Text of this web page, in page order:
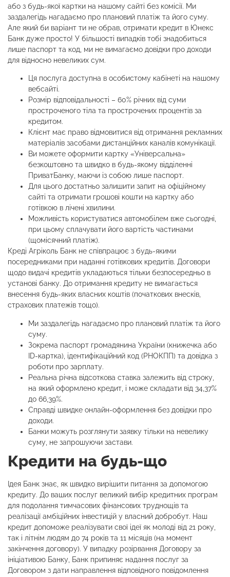
або з будь-якої картки на нашому сайті без комісії. Ми
заздалегідь нагадаємо про плановий платіж та його суму.
Але який би варіант ти не обрав, отримати кредит в Юнекс
Банк дуже просто! У більшості випадків тобі знадобиться
лише паспорт та код, ми не вимагаємо довідки про доходи
для відносно невеликих сум.
Ця послуга доступна в особистому кабінеті на нашому
вебсайті.
Розмір відповідальності – 60% річних від суми
простроченого тіла та прострочених процентів за
кредитом.
Клієнт має право відмовитися від отримання рекламних
матеріалів засобами дистанційних каналів комунікації.
Ви можете оформити картку «Універсальна»
безкоштовно та швидко в будь-якому відділенні
ПриватБанку, маючи із собою лише паспорт.
Для цього достатньо залишити запит на офіційному
сайті та отримати грошові кошти на картку або
готівкою в лічені хвилини.
Можливість користуватися автомобілем вже сьогодні,
при цьому сплачувати його вартість частинами
(щомісячний платіж).
Креді Агріколь Банк не співпрацює з будь-якими
посередниками при наданні готівкових кредитів. Договори
щодо видачі кредитів укладаються тільки безпосередньо в
установі банку. До отримання кредиту не вимагається
внесення будь-яких власних коштів (початкових внесків,
страхових платежів тощо).
Ми заздалегідь нагадаємо про плановий платіж та його
суму.
Зокрема паспорт громадянина України (книжечка або
ID-картка), ідентифікаційний код (РНОКПП) та довідка з
роботи про зарплату.
Реальна річна відсоткова ставка залежить від строку,
на який оформлено кредит, і може складати від 34,37%
до 66,39%.
Справді швидке онлайн-оформлення без довідки про
доходи.
Банки можуть розглянути заявку тільки на невелику
суму, не запрошуючи застави.
Кредити на будь-що
Ідея Банк знає, як швидко вирішити питання за допомогою
кредиту. До ваших послуг великий вибір кредитних програм
для подолання тимчасових фінансових труднощів та
реалізації амбіційних інвестицій у власний добробут. Наш
кредит допоможе реалізувати свої ідеї як молоді від 21 року,
так і літнім людям до 74 років та 11 місяців (на момент
закінчення договору). У випадку розірвання Договору за
ініціативою Банку, Банк припиняє надання послуг за
Договором з дати направлення відповідного повідомлення